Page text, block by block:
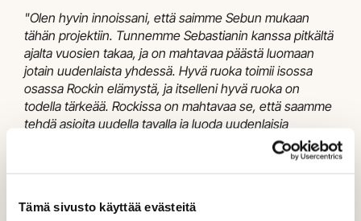
Tämä sivusto käyttää evästeitä
"Olen hyvin innoissani, että saimme Sebun mukaan
tähän projektiin. Tunnemme Sebastianin kanssa pitkältä
ajalta vuosien takaa, ja on mahtavaa päästä luomaan
jotain uudenlaista yhdessä. Hyvä ruoka toimii isossa
osassa Rockin elämystä, ja itselleni hyvä ruoka on
todella tärkeää. Rockissa on mahtavaa se, että saamme
tehdä asioita uudella tavalla ja luoda uudenlaisia
kanssa kesäkuussa 2025.